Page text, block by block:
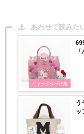
あわせて読みた
キャラクター特集
う
ッ